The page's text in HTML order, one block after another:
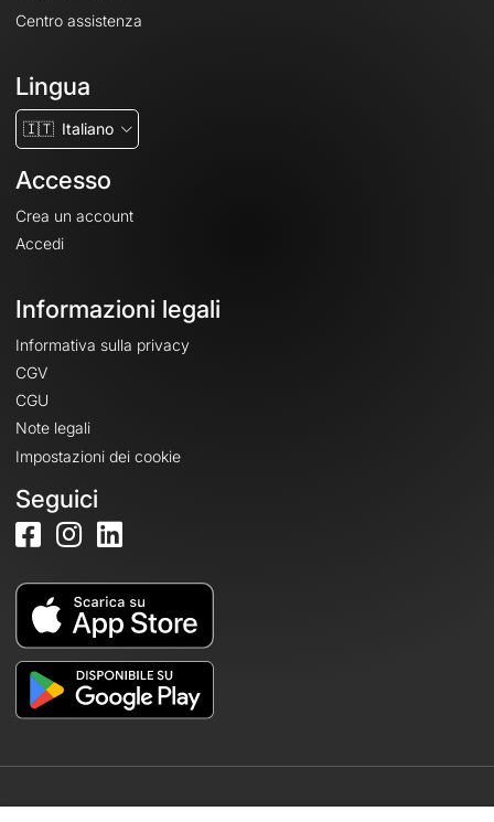
Centro assistenza
Lingua
🇮🇹 Italiano
Accesso
Crea un account
Accedi
Informazioni legali
Informativa sulla privacy
CGV
CGU
Note legali
Impostazioni dei cookie
Seguici